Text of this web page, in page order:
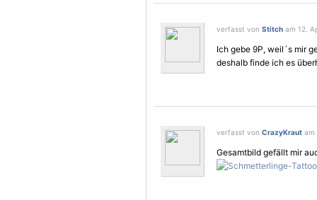
verfasst von Stitch am 12.
Ich gebe 9P, weil´s mir
deshalb finde ich es
verfasst von CrazyKraut am
Gesamtbild gefällt mir